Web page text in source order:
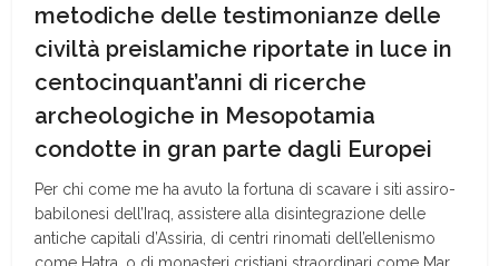
metodiche delle testimonianze delle
civiltà preislamiche riportate in luce in
centocinquant’anni di ricerche
archeologiche in Mesopotamia
condotte in gran parte dagli Europei
Per chi come me ha avuto la fortuna di scavare i siti assiro-
babilonesi dell’Iraq, assistere alla disintegrazione delle
antiche capitali d’Assiria, di centri rinomati dell’ellenismo
come Hatra, o di monasteri cristiani straordinari come Mar